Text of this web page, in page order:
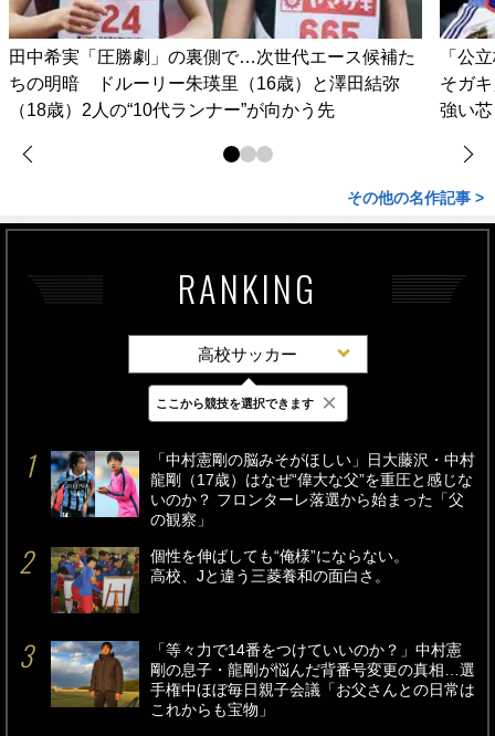
田中希実「圧勝劇」の裏側で…次世代エース候補た
ちの明暗 ドルーリー朱瑛里（16歳）と澤田結弥
（18歳）2人の“10代ランナー”が向かう先
「公
そガ
強い
その他の名作記事 >
RANKING
高校サッカー
最新 24時間 週間
「中村憲剛の脳みそがほしい」日大藤沢・中村
龍剛（17歳）はなぜ“偉大な父”を重圧と感じな
いのか？ フロンターレ落選から始まった「父
の観察」
個性を伸ばしても“俺様”にならない。
高校、Jと違う三菱養和の面白さ。
「等々力で14番をつけていいのか？」中村憲
剛の息子・龍剛が悩んだ背番号変更の真相…選
手権中ほぼ毎日親子会議「お父さんとの日常は
これからも宝物」
ここから競技を選択できます ×